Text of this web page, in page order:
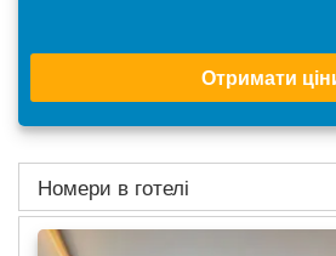
Отримати
Номери в готелі